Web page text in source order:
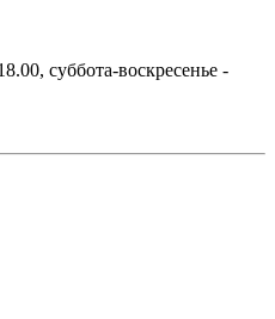
суббота-воскресенье -